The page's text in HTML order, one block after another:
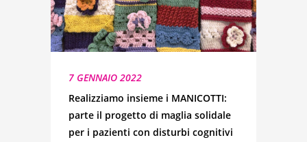
7 GENNAIO 2022
Realizziamo insieme i MANICOTTI:
parte il progetto di maglia solidale
per i pazienti con disturbi cognitivi